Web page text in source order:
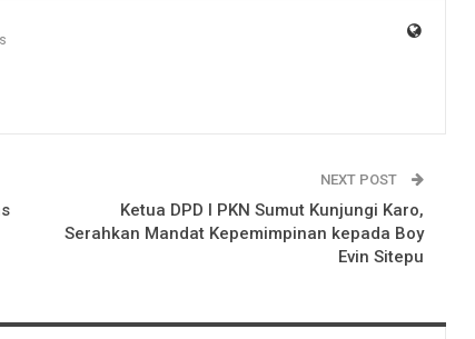
NEXT POST
Ketua DPD I PKN Sumut Kunjungi Karo,
Serahkan Mandat Kepemimpinan kepada Boy
Evin Sitepu